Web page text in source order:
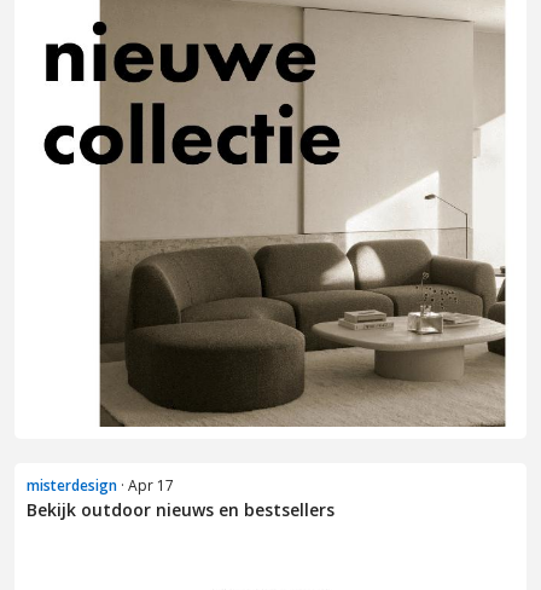
misterdesign · Apr 17
Bekijk outdoor nieuws en bestsellers